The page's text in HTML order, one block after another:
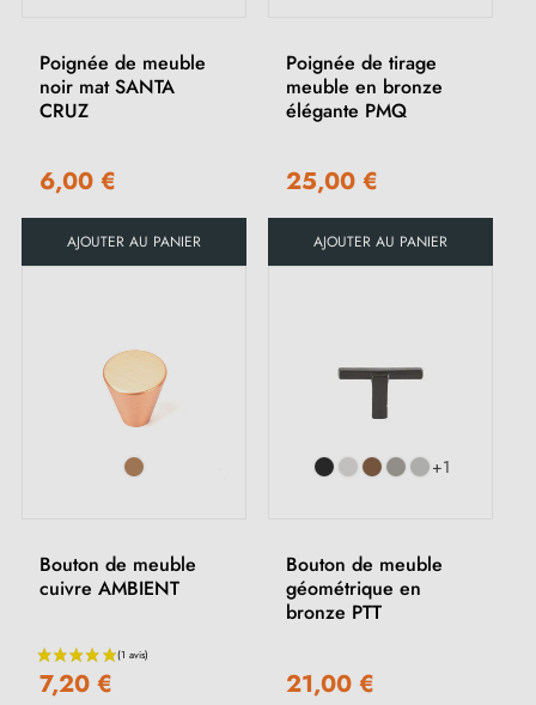
Poignée de meuble
noir mat SANTA
CRUZ
6,00 €
AJOUTER AU PANIER
Poignée de tirage
meuble en bronze
élégante PMQ
25,00 €
AJOUTER AU PANIER
Bouton de meuble
cuivre AMBIENT
7,20 €
+1
Bouton de meuble
géométrique en
bronze PTT
21,00 €